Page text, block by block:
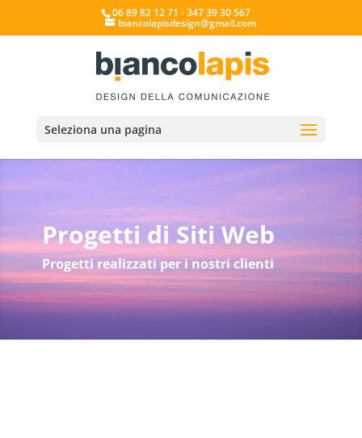
06 89 82 12 71 - 347 39 30 567
biancolapisdesign@gmail.com
Seleziona una pagina
Progetti di Siti Web
Progetti realizzati per i nostri clienti